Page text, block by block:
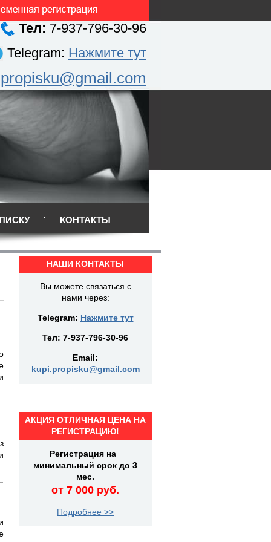
Тел: 7-937-796-30-96
Telegram: Нажмите тут
КОНТАКТЫ
НАШИ КОНТАКТЫ
Вы можете связаться с
нами через:
Telegram: Нажмите тут
Тел: 7-937-796-30-96
Email:
kupi.propisku@gmail.com
АКЦИЯ ОТЛИЧНАЯ ЦЕНА НА
РЕГИСТРАЦИЮ!
Регистрация на
минимальный срок до 3
мес.
от 7 000 руб.
Подробнее >>